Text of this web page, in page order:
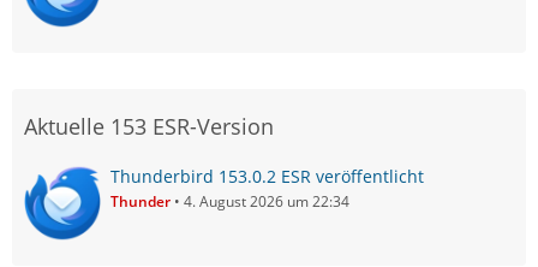
Aktuelle 153 ESR-Version
Thunderbird 153.0.2 ESR veröffentlicht
Thunder 4. August 2026 um 22:34